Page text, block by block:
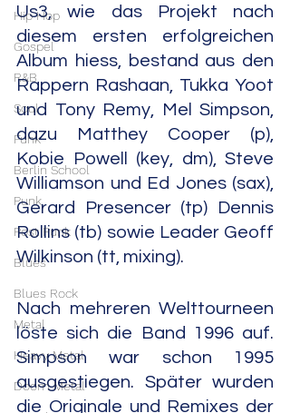
Hip Hop
Gospel
R&B
Soul
Funk
Berlin School
Punk
Post Punk
Blues
Blues Rock
Metal
Heavy Metal
Doom Metal
Us3, wie das Projekt nach
diesem ersten erfolgreichen
Album hiess, bestand aus den
Rappern Rashaan, Tukka Yoot
und Tony Remy, Mel Simpson,
dazu Matthey Cooper (p),
Kobie Powell (key, dm), Steve
Williamson und Ed Jones (sax),
Gerard Presencer (tp) Dennis
Rollins (tb) sowie Leader Geoff
Wilkinson (tt, mixing).
Nach mehreren Welttourneen
löste sich die Band 1996 auf.
Simpson war schon 1995
ausgestiegen. Später wurden
die Originale und Remixes der